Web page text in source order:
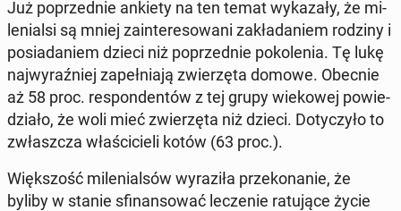
Już po­przed­nie ankiety na ten temat wy­ka­za­ły, że mi­
le­nial­si są mniej za­in­te­re­so­wa­ni za­kła­da­niem rodziny i
po­sia­da­niem dzieci niż po­przed­nie po­ko­le­nia. Tę lukę
naj­wy­raź­niej za­peł­nia­ją zwie­rzę­ta domowe. Obecnie
aż 58 proc. re­spon­den­tów z tej grupy wie­ko­wej po­wie­
dzia­ło, że woli mieć zwie­rzę­ta niż dzieci. Do­ty­czy­ło to
zwłasz­cza wła­ści­cie­li kotów (63 proc.).
Więk­szość mi­le­nial­sów wy­ra­zi­ła prze­ko­na­nie, że
byliby w stanie sfi­nan­so­wać le­cze­nie ra­tu­ją­ce życie